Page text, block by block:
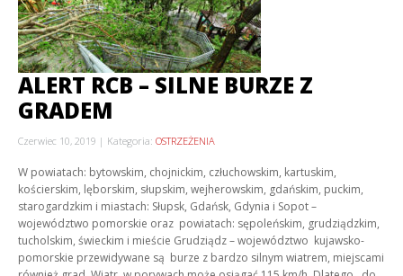
ALERT RCB – SILNE BURZE Z
GRADEM
Czerwiec 10, 2019 Kategoria: OSTRZEŻENIA
W powiatach: bytowskim, chojnickim, człuchowskim, kartuskim,
kościerskim, lęborskim, słupskim, wejherowskim, gdańskim, puckim,
starogardzkim i miastach: Słupsk, Gdańsk, Gdynia i Sopot –
województwo pomorskie oraz powiatach: sępoleńskim, grudziądzkim,
tucholskim, świeckim i mieście Grudziądz – województwo kujawsko-
pomorskie przewidywane są burze z bardzo silnym wiatrem, miejscami